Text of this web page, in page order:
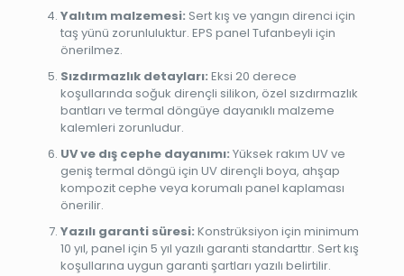
Yalıtım malzemesi: Sert kış ve yangın direnci için
taş yünü zorunluluktur. EPS panel Tufanbeyli için
önerilmez.
Sızdırmazlık detayları: Eksi 20 derece
koşullarında soğuk dirençli silikon, özel sızdırmazlık
bantları ve termal döngüye dayanıklı malzeme
kalemleri zorunludur.
UV ve dış cephe dayanımı: Yüksek rakım UV ve
geniş termal döngü için UV dirençli boya, ahşap
kompozit cephe veya korumalı panel kaplaması
önerilir.
Yazılı garanti süresi: Konstrüksiyon için minimum
10 yıl, panel için 5 yıl yazılı garanti standarttır. Sert kış
koşullarına uygun garanti şartları yazılı belirtilir.